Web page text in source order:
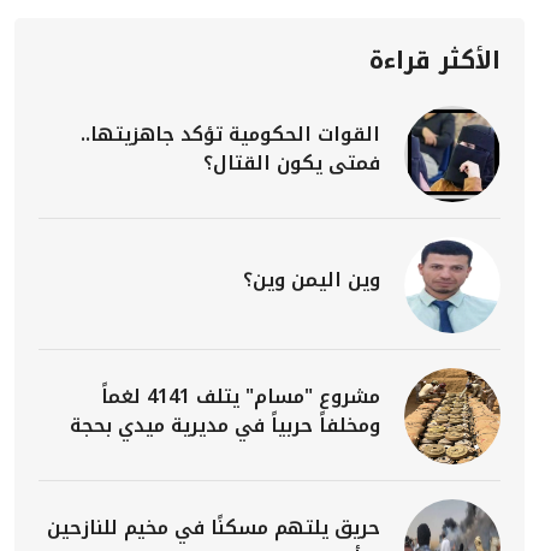
الأكثر قراءة
القوات الحكومية تؤكد جاهزيتها..
فمتى يكون القتال؟
وين اليمن وين؟
مشروع "مسام" يتلف 4141 لغماً
ومخلفاً حربياً في مديرية ميدي بحجة
حريق يلتهم مسكنًا في مخيم للنازحين